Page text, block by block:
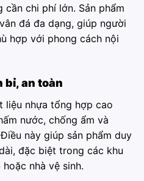
chi phí lớn. Sản phẩm
đá đa dạng, giúp người
hợp với phong cách nội
bỉ, an toàn
liệu nhựa tổng hợp cao
nước, chống ẩm và
này giúp sản phẩm duy
đặc biệt trong các khu
nhà vệ sinh.